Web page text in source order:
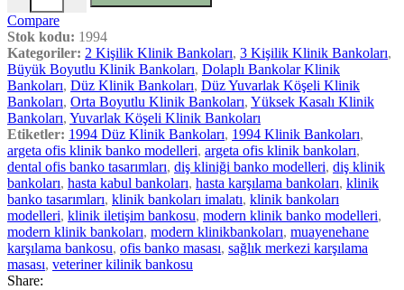
Compare
Stok kodu: 1994
Kategoriler: 2 Kişilik Klinik Bankoları, 3 Kişilik Klinik Bankoları,
Büyük Boyutlu Klinik Bankoları, Dolaplı Bankolar Klinik
Bankoları, Düz Klinik Bankoları, Düz Yuvarlak Köşeli Klinik
Bankoları, Orta Boyutlu Klinik Bankoları, Yüksek Kasalı Klinik
Bankoları, Yuvarlak Köşeli Klinik Bankoları
Etiketler: 1994 Düz Klinik Bankoları, 1994 Klinik Bankoları,
argeta ofis klinik banko modelleri, argeta ofis klinik bankoları,
dental ofis banko tasarımları, diş kliniği banko modelleri, diş klinik
bankoları, hasta kabul bankoları, hasta karşılama bankoları, klinik
banko tasarımları, klinik bankoları imalatı, klinik bankoları
modelleri, klinik iletişim bankosu, modern klinik banko modelleri,
modern klinik bankoları, modern klinikbankoları, muayenehane
karşılama bankosu, ofis banko masası, sağlık merkezi karşılama
masası, veteriner kilinik bankosu
Share: